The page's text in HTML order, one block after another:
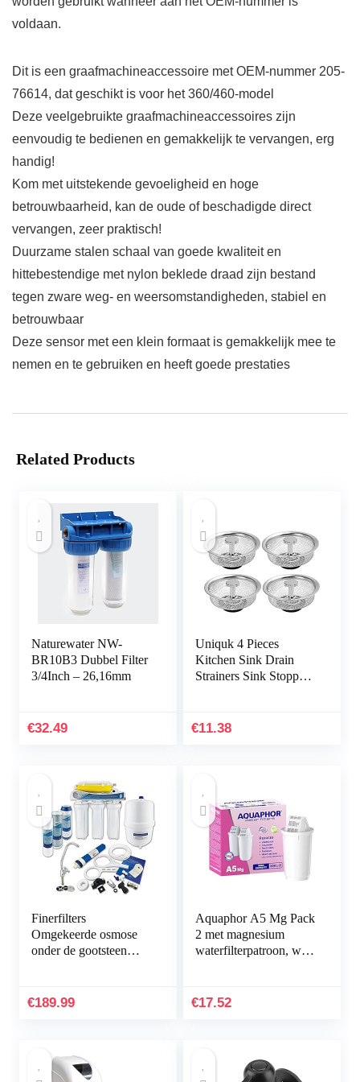
voldaan.
Dit is een graafmachineaccessoire met OEM-nummer 205-
76614, dat geschikt is voor het 360/460-model
Deze veelgebruikte graafmachineaccessoires zijn
eenvoudig te bedienen en gemakkelijk te vervangen, erg
handig!
Kom met uitstekende gevoeligheid en hoge
betrouwbaarheid, kan de oude of beschadigde direct
vervangen, zeer praktisch!
Duurzame stalen schaal van goede kwaliteit en
hittebestendige met nylon beklede draad zijn bestand
tegen zware weg- en weersomstandigheden, stabiel en
betrouwbaar
Deze sensor met een klein formaat is gemakkelijk mee te
nemen en te gebruiken en heeft goede prestaties
Related Products
Naturewater NW-
BR10B3 Dubbel Filter
3/4Inch – 26,16mm
€32.49
Uniquk 4 Pieces
Kitchen Sink Drain
Strainers Sink Stopper
Clogging Mesh
€11.38
Finerfilters
Omgekeerde osmose
onder de gootsteen
huishouden, verwijdert
€189.99
Aquaphor A5 Mg Pack
2 met magnesium
waterfilterpatroon, wit,
€17.52